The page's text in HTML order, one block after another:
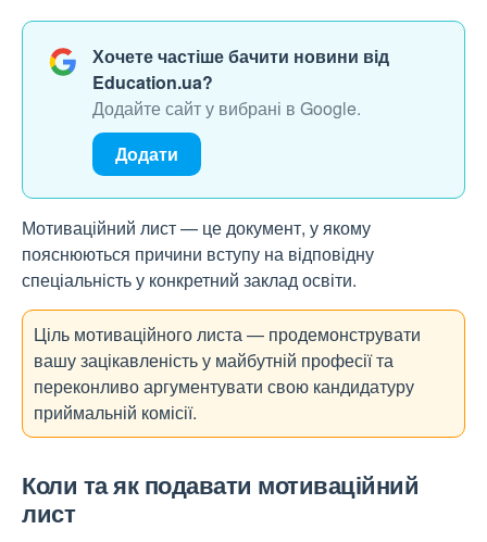
Хочете частіше бачити новини від
Education.ua?
Додайте сайт у вибрані в Google.
Додати
Мотиваційний лист — це документ, у якому
пояснюються причини вступу на відповідну
спеціальність у конкретний заклад освіти.
Ціль мотиваційного листа — продемонструвати
вашу зацікавленість у майбутній професії та
переконливо аргументувати свою кандидатуру
приймальній комісії.
Коли та як подавати мотиваційний
лист